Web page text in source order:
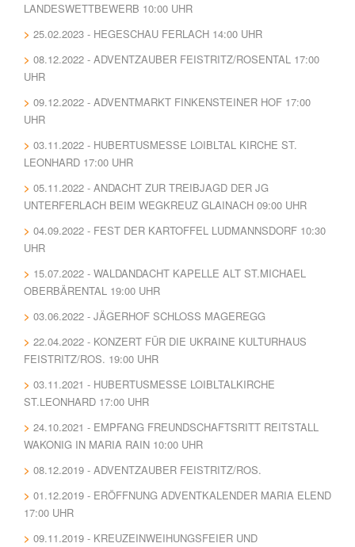
LANDESWETTBEWERB 10:00 UHR
25.02.2023 - HEGESCHAU FERLACH 14:00 UHR
08.12.2022 - ADVENTZAUBER FEISTRITZ/ROSENTAL 17:00
UHR
09.12.2022 - ADVENTMARKT FINKENSTEINER HOF 17:00
UHR
03.11.2022 - HUBERTUSMESSE LOIBLTAL KIRCHE ST.
LEONHARD 17:00 UHR
05.11.2022 - ANDACHT ZUR TREIBJAGD DER JG
UNTERFERLACH BEIM WEGKREUZ GLAINACH 09:00 UHR
04.09.2022 - FEST DER KARTOFFEL LUDMANNSDORF 10:30
UHR
15.07.2022 - WALDANDACHT KAPELLE ALT ST.MICHAEL
OBERBÄRENTAL 19:00 UHR
03.06.2022 - JÄGERHOF SCHLOSS MAGEREGG
22.04.2022 - KONZERT FÜR DIE UKRAINE KULTURHAUS
FEISTRITZ/ROS. 19:00 UHR
03.11.2021 - HUBERTUSMESSE LOIBLTALKIRCHE
ST.LEONHARD 17:00 UHR
24.10.2021 - EMPFANG FREUNDSCHAFTSRITT REITSTALL
WAKONIG IN MARIA RAIN 10:00 UHR
08.12.2019 - ADVENTZAUBER FEISTRITZ/ROS.
01.12.2019 - ERÖFFNUNG ADVENTKALENDER MARIA ELEND
17:00 UHR
09.11.2019 - KREUZEINWEIHUNGSFEIER UND